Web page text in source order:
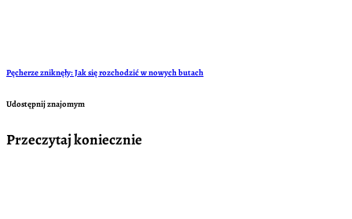
Pęcherze zniknęły: Jak się rozchodzić w nowych butach
Udostępnij znajomym
Przeczytaj koniecznie